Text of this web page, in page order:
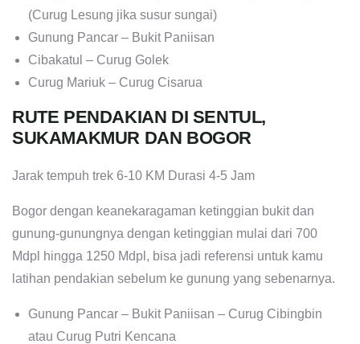
(Curug Lesung jika susur sungai)
Gunung Pancar – Bukit Paniisan
Cibakatul – Curug Golek
Curug Mariuk – Curug Cisarua
RUTE PENDAKIAN DI SENTUL,
SUKAMAKMUR DAN BOGOR
Jarak tempuh trek 6-10 KM Durasi 4-5 Jam
Bogor dengan keanekaragaman ketinggian bukit dan
gunung-gunungnya dengan ketinggian mulai dari 700
Mdpl hingga 1250 Mdpl, bisa jadi referensi untuk kamu
latihan pendakian sebelum ke gunung yang sebenarnya.
Gunung Pancar – Bukit Paniisan – Curug Cibingbin
atau Curug Putri Kencana